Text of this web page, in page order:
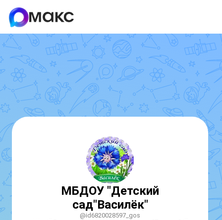
МБДОУ "Детский
сад"Василёк"
@id6820028597_gos